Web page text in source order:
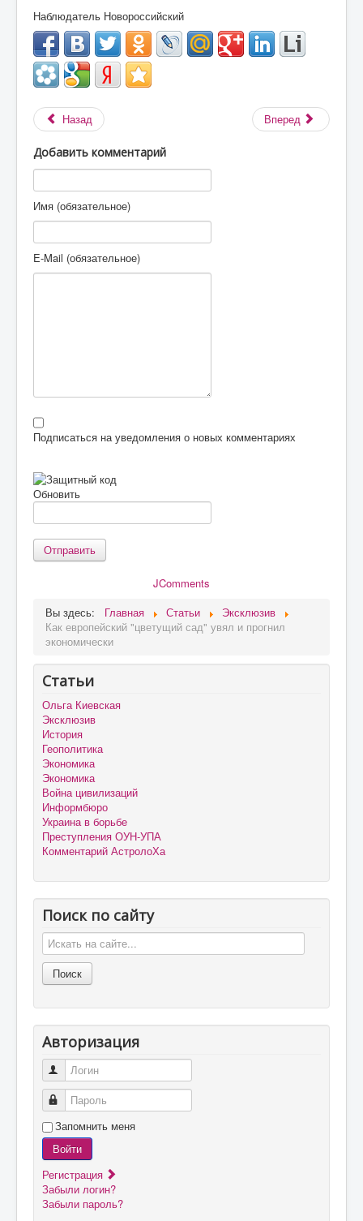
Наблюдатель Новороссийский
Назад Вперед
Добавить комментарий
Имя (обязательное)
E-Mail (обязательное)
Подписаться на уведомления о новых комментариях
Обновить
Отправить
JComments
Вы здесь:
Главная Статьи
Эксклюзив
Как европейский "цветущий сад" увял и прогнил
экономически
Статьи
Ольга Киевская
Эксклюзив
История
Геополитика
Экономика
Экономика
Война цивилизаций
Информбюро
Украина в борьбе
Преступления ОУН-УПА
Комментарий АстролоХа
Поиск по сайту
Авторизация
Логин
Пароль
Запомнить меня
Войти
Регистрация
Забыли логин?
Забыли пароль?